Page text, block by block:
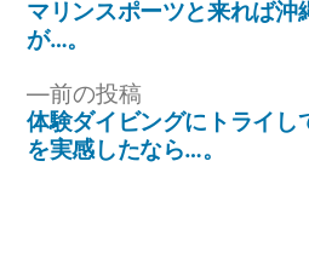
投
稿
ナ
ビ
前の投稿
の
投
体験ダイビングにトライし
を実感したなら…。
の
マリンスポーツと来れば沖
が…。